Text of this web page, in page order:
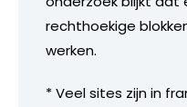
rechthoekige
werken.
* Veel sites zijn in